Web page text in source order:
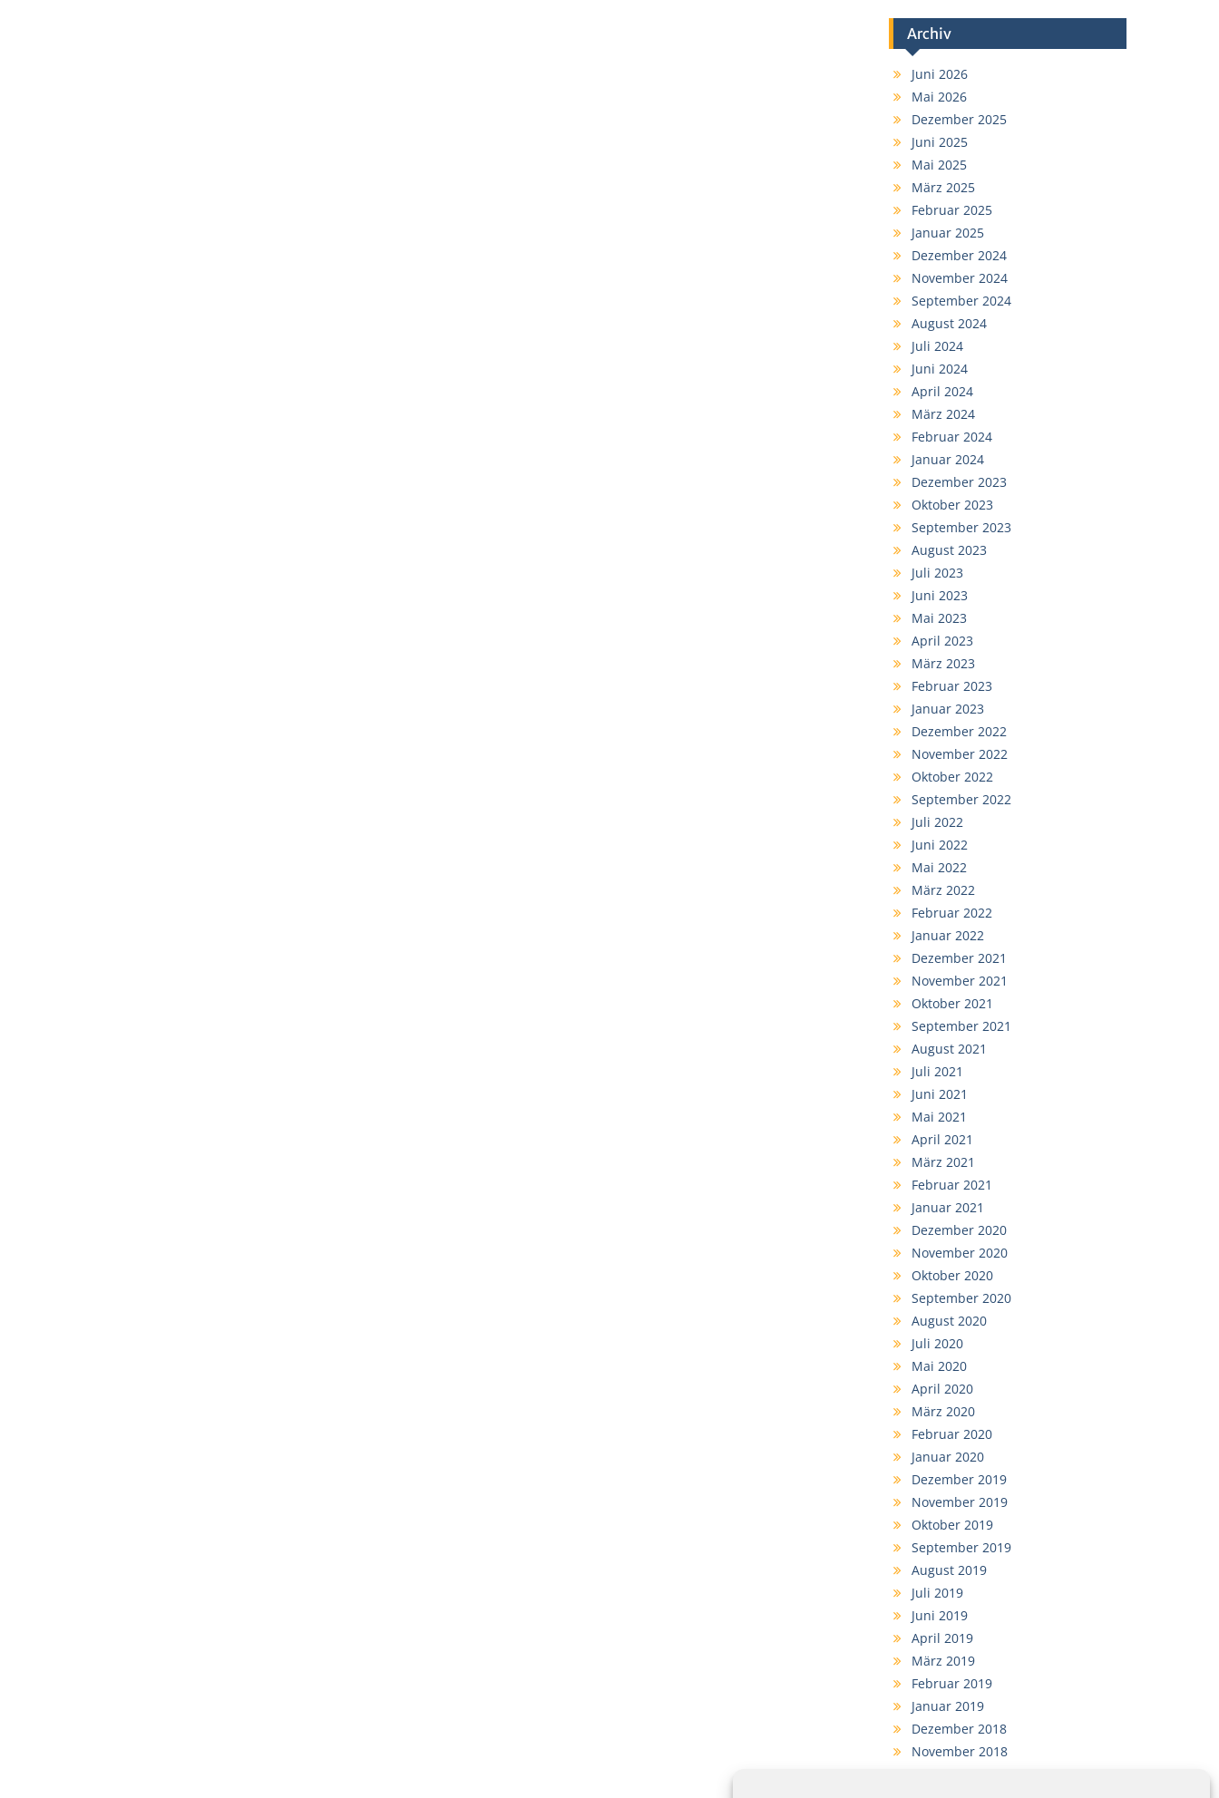
Archiv
Juni 2026
Mai 2026
Dezember 2025
Juni 2025
Mai 2025
März 2025
Februar 2025
Januar 2025
Dezember 2024
November 2024
September 2024
August 2024
Juli 2024
Juni 2024
April 2024
März 2024
Februar 2024
Januar 2024
Dezember 2023
Oktober 2023
September 2023
August 2023
Juli 2023
Juni 2023
Mai 2023
April 2023
März 2023
Februar 2023
Januar 2023
Dezember 2022
November 2022
Oktober 2022
September 2022
Juli 2022
Juni 2022
Mai 2022
März 2022
Februar 2022
Januar 2022
Dezember 2021
November 2021
Oktober 2021
September 2021
August 2021
Juli 2021
Juni 2021
Mai 2021
April 2021
März 2021
Februar 2021
Januar 2021
Dezember 2020
November 2020
Oktober 2020
September 2020
August 2020
Juli 2020
Mai 2020
April 2020
März 2020
Februar 2020
Januar 2020
Dezember 2019
November 2019
Oktober 2019
September 2019
August 2019
Juli 2019
Juni 2019
April 2019
März 2019
Februar 2019
Januar 2019
Dezember 2018
November 2018